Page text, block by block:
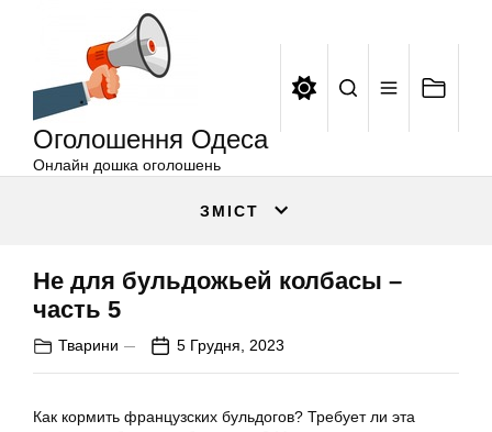
Оголошення Одеса
Онлайн дошка оголошень
ЗМІСТ
Не для бульдожьей колбасы –
часть 5
Тварини 5 Грудня, 2023
Как кормить французских бульдогов? Требует ли эта